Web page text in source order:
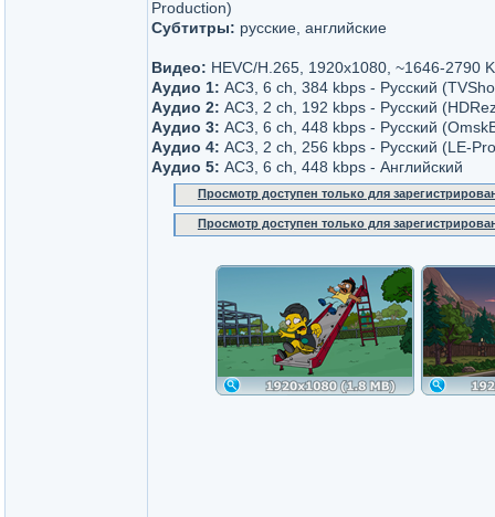
Production)
Субтитры: русские, английские
Видео: HEVC/H.265, 1920x1080, ~1646-2790
Аудио 1: AC3, 6 ch, 384 kbps - Русский
Аудио 2: AC3, 2 ch, 192 kbps - Русский
Аудио 3: AC3, 6 ch, 448 kbps - Русский
Аудио 4: AC3, 2 ch, 256 kbps - Русский (LE-
Аудио 5: AC3, 6 ch, 448 kbps - Английский
Просмотр доступен только для
Просмотр доступен только для